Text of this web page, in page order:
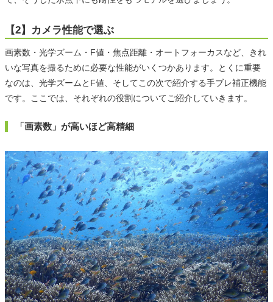
【2】カメラ性能で選ぶ
画素数・光学ズーム・F値・焦点距離・オートフォーカスなど、きれ
いな写真を撮るために必要な性能がいくつかあります。とくに重要
なのは、光学ズームとF値、そしてこの次で紹介する手ブレ補正機能
です。ここでは、それぞれの役割についてご紹介していきます。
「画素数」が高いほど高精細